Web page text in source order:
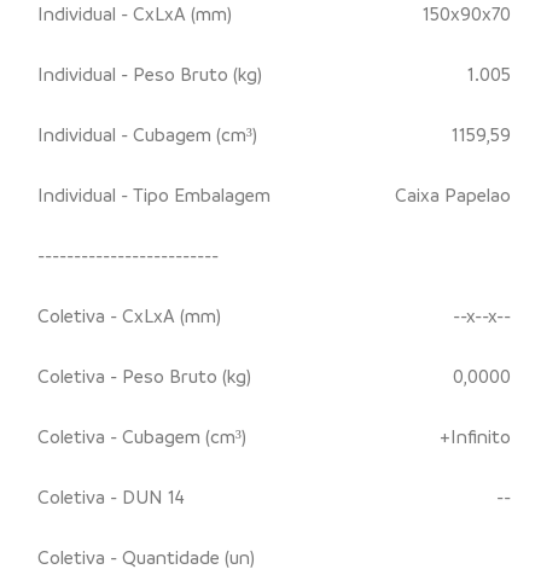
Individual - CxLxA (mm) 150x90x70
Individual - Peso Bruto (kg) 1.005
Individual - Cubagem (cm³) 1159,59
Individual - Tipo Embalagem Caixa Papelao
-------------------------
Coletiva - CxLxA (mm) --x--x--
Coletiva - Peso Bruto (kg) 0,0000
Coletiva - Cubagem (cm³) +Infinito
Coletiva - DUN 14 --
Coletiva - Quantidade (un)